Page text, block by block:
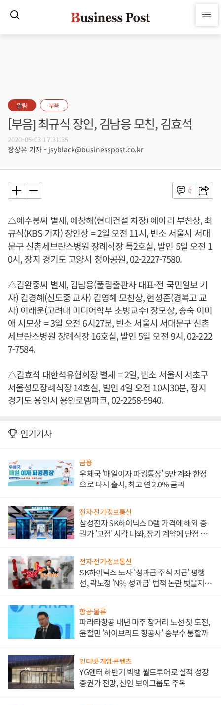
알림 부음
[부음] 최규식 장인, 김남응 모친, 김효석
2020-05-03 17:31:35
장상유 기자 - jsyblack@businesspost.co.kr
0
△예수봉씨 별세, 예창해(현대건설 차장) 예아리 부친상, 최
규식(KBS 기자) 장인상 = 2일 오전 11시, 빈소 서울시 서대
문구 신촌세브란스병원 장례식장 특2호실, 발인 5일 오전 1
0시, 장지 경기도 고양시 청아공원, 02-2227-7580.
△김완중씨 별세, 김남응(풀림출판사 대표·전 국민일보 기
자) 김경혜(신도중 교사) 김영혜 모친상, 현성준(경복고 교
사) 이래운(고려대 미디어학부 초빙교수) 장모상, 송숙 이미
애 시모상 = 3일 오전 6시27분, 빈소 서울시 서대문구 신촌
세브란스병원 장례식장 16호실, 발인 5일 오전 9시, 02-222
7-7584.
△김효석 대한석유협회장 별세 = 2일, 빈소 서울시 서초구
서울성모장례식장 14호실, 발인 4일 오전 10시30분, 장지
경기도 용인시 용인로뎀파크, 02-2258-5940.
인기기사
금융
우체국 '매일이자 파킹통장' 5만 계좌 한정
으로 다시 출시, 최고 연 2.0% 금리
전자·전기·정보통신
삼성전자 SK하이닉스 D램 가격에 해외 증
권가 '고점' 시각 나와, 장기 계약에 단점 부
전자·전기·정보통신
SK하이닉스 노사 '성과급 주식 지급' 평행
선, 곽노정 'N% 성과급' 법적 논란 벗을지 주
항공·물류
파라타항공 내년 미주 장거리 노선 첫 도전,
윤철민 '하이브리드 항공사' 승부수 통할까
인터넷·게임·콘텐츠
YG엔터 하반기 빅뱅 월드투어로 실적 성장
증권가 전망, 신인 보이그룹도 주목